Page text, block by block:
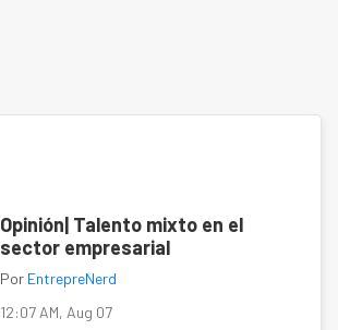
Opinión| Talento mixto en el
sector empresarial
Por EntrepreNerd
12:07 AM, Aug 07